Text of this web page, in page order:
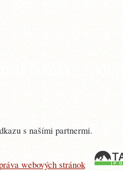
s našími partnermi.